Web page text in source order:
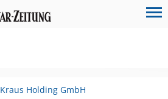
Kraus Holding GmbH